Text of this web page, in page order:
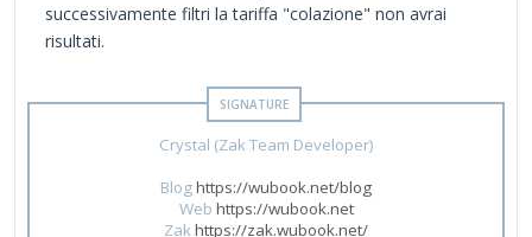
successivamente filtri la tariffa "colazione" non avrai
risultati.
Crystal (Zak Team Developer)
Bloghttps://wubook.net/blog
Web https://wubook.net
Zakhttps://zak.wubook.net/